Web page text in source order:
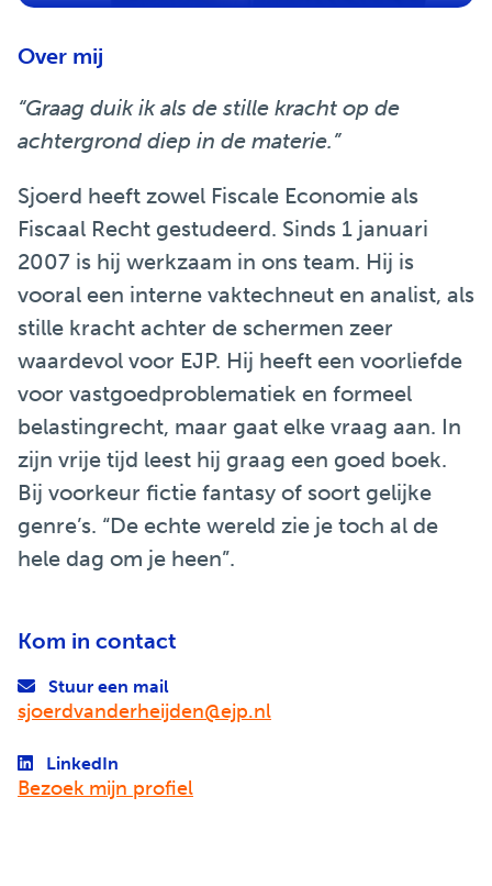
Over mij
“Graag duik ik als de stille kracht op de
achtergrond diep in de materie.”
Sjoerd heeft zowel Fiscale Economie als
Fiscaal Recht gestudeerd. Sinds 1 januari
2007 is hij werkzaam in ons team. Hij is
vooral een interne vaktechneut en analist, als
stille kracht achter de schermen zeer
waardevol voor EJP. Hij heeft een voorliefde
voor vastgoedproblematiek en formeel
belastingrecht, maar gaat elke vraag aan. In
zijn vrije tijd leest hij graag een goed boek.
Bij voorkeur fictie fantasy of soort gelijke
genre’s. “De echte wereld zie je toch al de
hele dag om je heen”.
Kom in contact
Stuur een mail
sjoerdvanderheijden@ejp.nl
LinkedIn
Bezoek mijn profiel